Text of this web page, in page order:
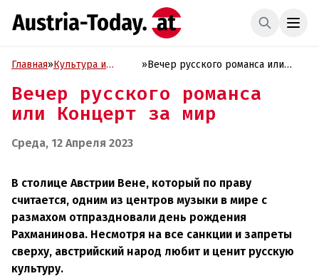
Главная»Культура и
»Вечер русского романса или
Вечер русского романса
или Концерт за мир
Среда, 12 Апреля 2023
В столице Австрии Вене, который по праву
считается, одним из центров музыки в мире с
размахом отпраздновали день рождения
Рахманинова. Несмотря на все санкции и запреты
сверху, австрийский народ любит и ценит русскую
культуру.